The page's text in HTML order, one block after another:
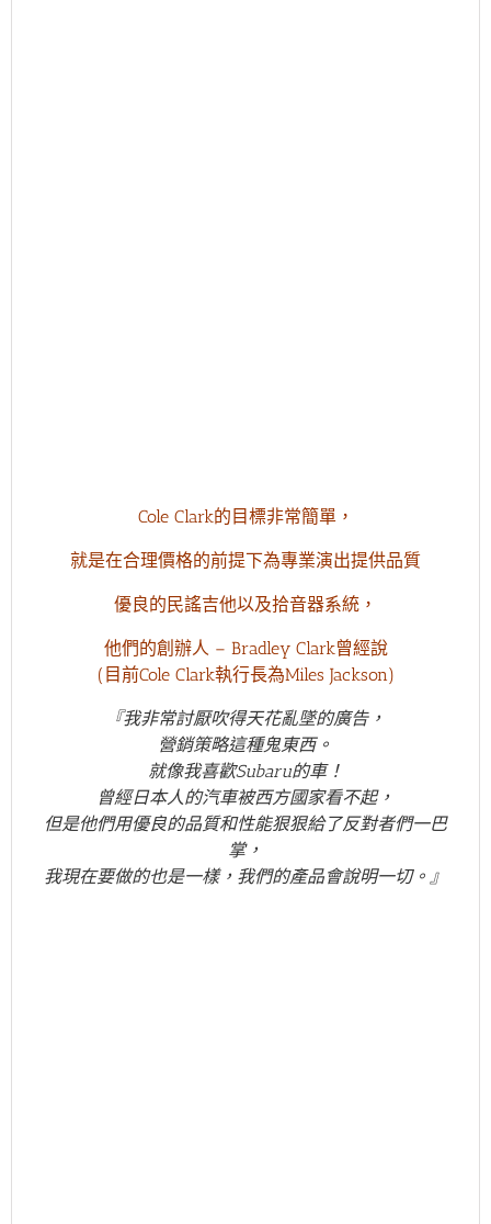
Cole Clark的目標非常簡單，
就是在合理價格的前提下為專業演出提供品質
優良的民謠吉他以及拾音器系統，
他們的創辦人 – Bradley Clark曾經說
(目前Cole Clark執行長為Miles Jackson)
『我非常討厭吹得天花亂墜的廣告，
營銷策略這種鬼東西。
就像我喜歡Subaru的車！
曾經日本人的汽車被西方國家看不起，
但是他們用優良的品質和性能狠狠給了反對者們一巴
掌，
我現在要做的也是一樣，我們的產品會說明一切。』